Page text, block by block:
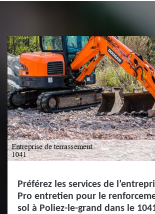
Préférez les services de
Pro entretien pour le
sol à Poliez-le-grand dans le